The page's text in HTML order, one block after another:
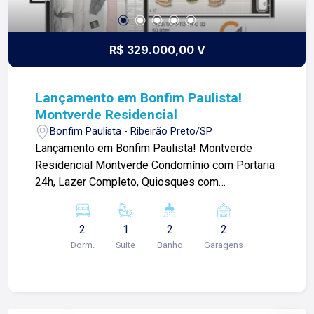
R$ 329.000,00 V
Lançamento em Bonfim Paulista!
Montverde Residencial
Bonfim Paulista - Ribeirão Preto/SP
Lançamento em Bonfim Paulista! Montverde
Residencial Montverde Condomínio com Portaria
24h, Lazer Completo, Quiosques com
do sol pelos melhores ângulos. Para quem é
este empreendimento? Primeiro Imóvel: Para
você que quer realizar o sonho de ter o primeiro
2
Dorm.
1
Suite
2
Banho
2
Garagens